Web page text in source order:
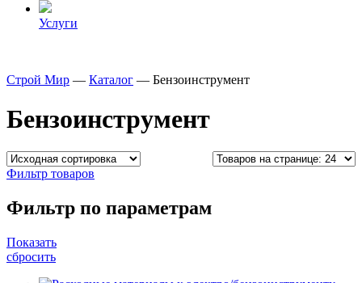
Услуги
Строй Мир — Каталог — Бензоинструмент
Бензоинструмент
Фильтр товаров
Фильтр по параметрам
Показать
сбросить